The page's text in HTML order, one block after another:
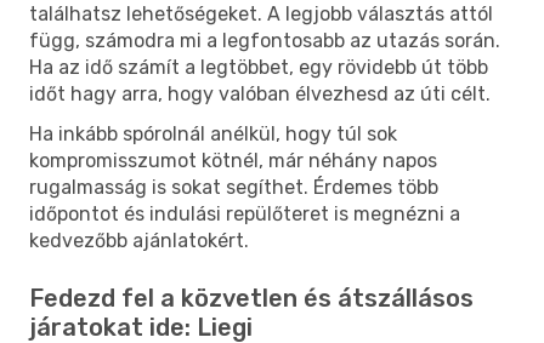
találhatsz lehetőségeket. A legjobb választás attól
függ, számodra mi a legfontosabb az utazás során.
Ha az idő számít a legtöbbet, egy rövidebb út több
időt hagy arra, hogy valóban élvezhesd az úti célt.
Ha inkább spórolnál anélkül, hogy túl sok
kompromisszumot kötnél, már néhány napos
rugalmasság is sokat segíthet. Érdemes több
időpontot és indulási repülőteret is megnézni a
kedvezőbb ajánlatokért.
Fedezd fel a közvetlen és átszállásos
járatokat ide: Liegi